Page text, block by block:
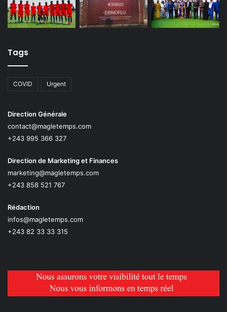
Tags
COVID Urgent
Direction Générale
contact@magletemps.com
+243 995 366 327
Direction de Marketing et Finances
marketing@magletemps.com
+243 858 521 767
Rédaction
infos@magletemps.com
+243 82 33 33 315